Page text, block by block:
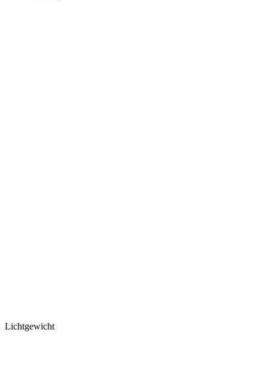
Lichtgewicht